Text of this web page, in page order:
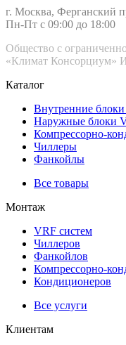
г. Москва, Ферганский
Пн-Пт с 09:00 до 18:00
Общество с
«Климат Консорциум»
Каталог
Внутренние
Наружные блоки
Компрессорно-
Чиллеры
Фанкойлы
Все товары
Монтаж
VRF систем
Чиллеров
Фанкойлов
Компрессорно-
Кондиционеров
Все услуги
Клиентам